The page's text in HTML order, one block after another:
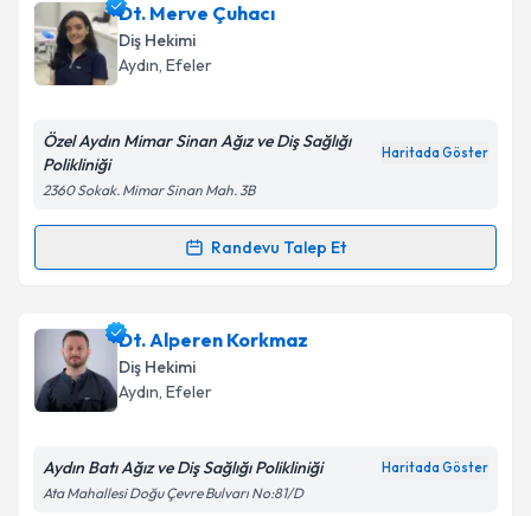
takvim hazırlandığında e-posta ile bilgilendireceğiz.
E-posta Adresiniz
Metni'ni okudum ve kişisel verilerimin belirtilen
kapsamda işlenmesini kabul ediyorum.
Dt. Merve Çuhacı
Diş Hekimi
Aydın, Efeler
Özel Aydın Mimar Sinan Ağız ve Diş Sağlığı
Polikliniği
Haritada Göster
2360 Sokak. Mimar Sinan Mah. 3B
Randevu Talep Et
Randevu Takvimi Talebi
Dt. Merve Çuhacı için randevu takvimi talebi
oluşturun. Size bu uzmandan randevu almanız için bir
takvim hazırlandığında e-posta ile bilgilendireceğiz.
Dt. Alperen Korkmaz
Diş Hekimi
Aydın, Efeler
Aydın Batı Ağız ve Diş Sağlığı Polikliniği Haritada Göster
Ata Mahallesi Doğu Çevre Bulvarı No:81/D